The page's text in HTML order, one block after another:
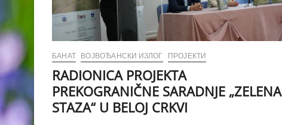
БАНАТ ВОЈВОЂАНСКИ ИЗЛОГ ПРОЈЕКТИ
RADIONICA PROJEKTA
PREKOGRANIČNE SARADNJE „ZELENA
STAZA“ U BELOJ CRKVI